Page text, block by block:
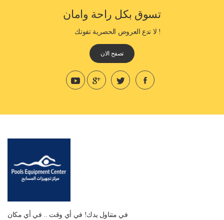
تسوق بكل راحة وامان
! لا تدع العروض الحصرية تفوتك
تصفح الان
في متناول يدك! في أي وقت .. في أي مكان